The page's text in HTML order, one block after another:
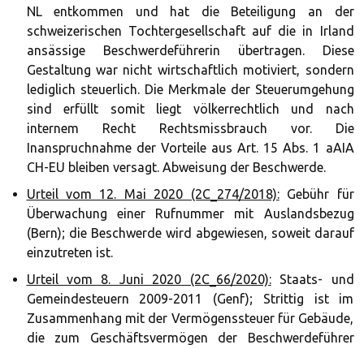
NL entkommen und hat die Beteiligung an der
schweizerischen Tochtergesellschaft auf die in Irland
ansässige Beschwerdeführerin übertragen. Diese
Gestaltung war nicht wirtschaftlich motiviert, sondern
lediglich steuerlich. Die Merkmale der Steuerumgehung
sind erfüllt somit liegt völkerrechtlich und nach
internem Recht Rechtsmissbrauch vor. Die
Inanspruchnahme der Vorteile aus Art. 15 Abs. 1 aAIA
CH-EU bleiben versagt. Abweisung der Beschwerde.
Urteil vom 12. Mai 2020 (2C_274/2018):Gebühr für
Überwachung einer Rufnummer mit Auslandsbezug
(Bern); die Beschwerde wird abgewiesen, soweit darauf
einzutreten ist.
Urteil vom 8. Juni 2020 (2C_66/2020):Staats- und
Gemeindesteuern 2009-2011 (Genf); Strittig ist im
Zusammenhang mit der Vermögenssteuer für Gebäude,
die zum Geschäftsvermögen der Beschwerdeführer